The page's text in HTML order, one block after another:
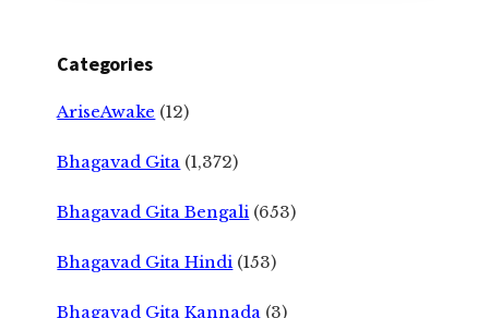
Categories
AriseAwake (12)
Bhagavad Gita (1,372)
Bhagavad Gita Bengali (653)
Bhagavad Gita Hindi (153)
Bhagavad Gita Kannada (3)